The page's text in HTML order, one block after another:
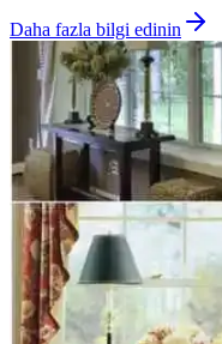
Daha fazla bilgi edinin